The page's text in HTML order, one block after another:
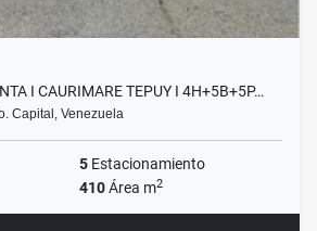
I CAURIMARE TEPUY I 4H+5B+5P…
Capital, Venezuela
5 Estacionamiento
410Área m2